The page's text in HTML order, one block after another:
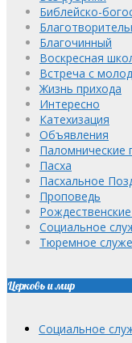
Библейско-
Благочинный
Воскресная
Встреча с
Жизнь прихода
Интересно
Катехизация
Объявления
Паломнические
Пасха
Пасхальное
Проповедь
Социальное
Тюремное
Церковь и мир
Социальное